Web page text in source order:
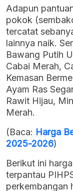
Adapun
pokok
tercatat
lainnya naik.
Bawang Putih
Cabai Merah,
Kemasan
Ayam Ras
Rawit Hijau,
Merah.
(Baca: Harga
2025-2026)
Berikut ini
terpantau
perkembangan